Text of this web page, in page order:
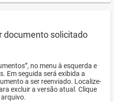
documento solicitado
no menu à esquerda e
Em seguida será exibida a
a ser reenviado. Localize-
excluir a versão atual. Clique
arquivo.